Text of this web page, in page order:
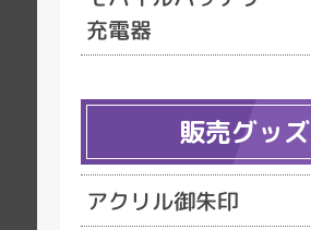
充電器
販売グッズ
アクリル御朱印